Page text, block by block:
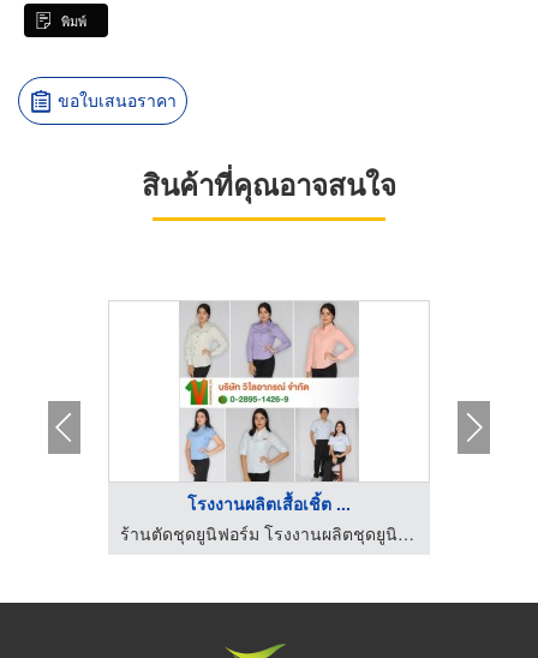
พิมพ์
ขอใบเสนอราคา
สินค้าที่คุณอาจสนใจ
โรงงานผลิตเสื้อเชิ้ต ...
ร้านตัดชุดยูนิฟอร์ม โรงงานผลิตชุดยูนิฟอร์ม